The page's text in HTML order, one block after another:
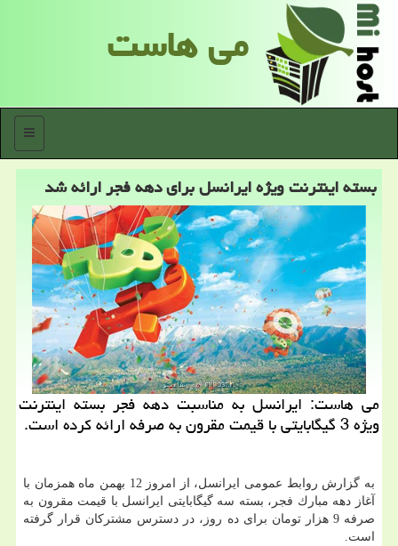
می هاست
منو
بسته اینترنت ویژه ایرانسل برای دهه فجر ارائه شد
می هاست: ایرانسل به مناسبت دهه فجر بسته اینترنت
ویژه 3 گیگابایتی با قیمت مقرون به صرفه ارائه كرده است.
به گزارش روابط عمومی ایرانسل، از امروز 12 بهمن ماه همزمان با
آغاز دهه مبارك فجر، بسته سه گیگابایتی ایرانسل با قیمت مقرون به
صرفه 9 هزار تومان برای ده روز، در دسترس مشتركان قرار گرفته
است.